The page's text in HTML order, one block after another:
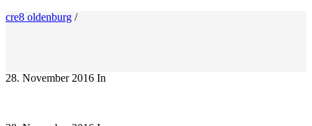
cre8 oldenburg /
28. November 2016 In